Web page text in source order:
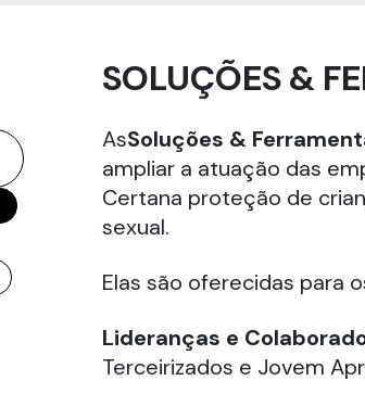
SOLUÇÕES &
AsSoluções &
ampliar a atuação das
Certana proteção de
sexual.
Elas são oferecidas para
Lideranças e
Terceirizados e Jovem